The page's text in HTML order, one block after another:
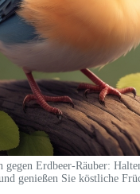
gegen Erdbeer-Räuber:
genießen Sie köstliche